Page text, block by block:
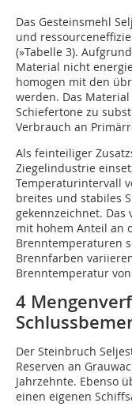
Das Gesteinsmehl
und
(»Tabelle 3).
Material nicht
homogen mit den
werden. Das
Schiefertone zu
Verbrauch an
Als feinteiliger
Ziegelindustrie
Temperaturintervall
breites und stabiles
gekennzeichnet. Das
mit hohem Anteil an
Brenntemperaturen
Brennfarben
Brenntemperatur
4
Der Steinbruch
Reserven an
Jahrzehnte. Ebenso
einen eigenen